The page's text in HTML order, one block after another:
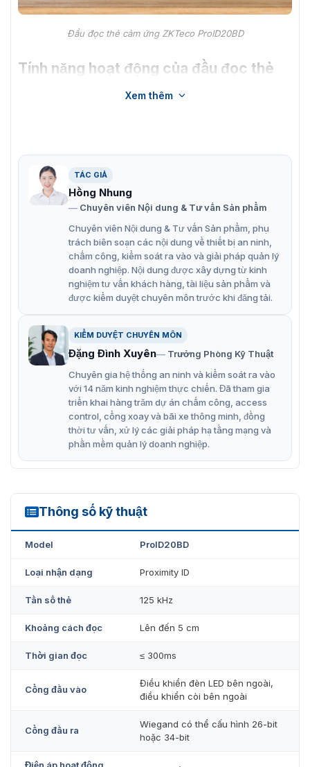
Đầu đọc thẻ cảm ứng ZKTeco ProID20BD
Tính năng hoạt động của đầu đọc thẻ
tích hợp những tính năng đặc biệt:
Đèn LED cho biết quyền truy cập được phép hoặc bị
từ chối
Đầu đọc thẻ proximity 125 KHz
Giao thức kết nối: Wiegand 26 hoặc 34 bit có thể
điều chỉnh tại chỗ
Tích hợp đèn LED hiển thị và âm thanh thông báo
Lắp đặt trong nhà hoặc ngoài trời
Khoảng cách đọc thẻ lên tới 5cm
Lắp đặt trên bề mặt tường
Thiết kế kiểu dáng hiện đại và thanh lịch
Chuyên dụng cho hệ thống kiểm soát ra vào
Địa chỉ cung cấp thiết bị ProID20BD
Để thiết bị đầu đọc thẻZKTeco ProID20BD
phát huy tối đa tính năng, thì thiết bị cần phải được thiết
VietnamSmart, bạn không cần phải lo lắng về tính thiết
thực cũng như chất lượng của sản phẩm.
tư vấn miễn phí và hỗ trợ trực tiếp!
Xem thêm
TÁC GIẢ
Hồng Nhung
Chuyên viên Nội dung & Tư vấn Sản phẩm
Chuyên viên Nội dung & Tư vấn Sản phẩm, phụ
trách biên soạn các nội dung về thiết bị an ninh,
chấm công, kiểm soát ra vào và giải pháp quản lý
doanh nghiệp. Nội dung được xây dựng từ kinh
nghiệm tư vấn khách hàng, tài liệu sản phẩm và
được kiểm duyệt chuyên môn trước khi đăng tải.
KIỂM DUYỆT CHUYÊN MÔN
Đặng Đình Xuyên
Trưởng Phòng Kỹ Thuật
Chuyên gia hệ thống an ninh và kiểm soát ra vào
với 14 năm kinh nghiệm thực chiến. Đã tham gia
triển khai hàng trăm dự án chấm công, access
control, cổng xoay và bãi xe thông minh, đồng
thời tư vấn, xử lý các giải pháp hạ tầng mạng và
phần mềm quản lý doanh nghiệp.
Thông số kỹ thuật
ProID20BD
Model ProID20BD
Loại nhận dạng Proximity ID
Tần số thẻ 125 kHz
Khoảng cách đọc Lên đến 5 cm
Thời gian đọc ≤ 300ms
Cổng đầu vào
Điều khiển đèn LED bên ngoài,
điều khiển còi bên ngoài
Cổng đầu ra
Wiegand có thể cấu hình 26-bit
hoặc 34-bit
Điện áp hoạt động,